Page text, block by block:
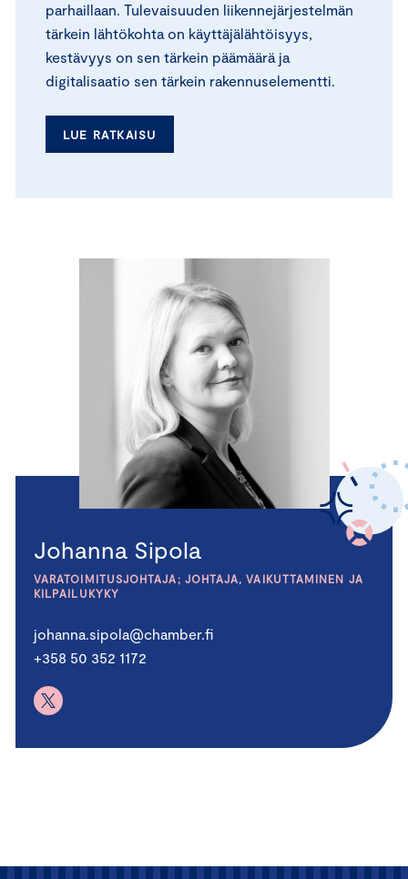
parhaillaan. Tulevaisuuden liikennejärjestelmän
tärkein lähtökohta on käyttäjälähtöisyys,
kestävyys on sen tärkein päämäärä ja
digitalisaatio sen tärkein rakennuselementti.
LUE RATKAISU
Johanna Sipola
VARATOIMITUSJOHTAJA; JOHTAJA, VAIKUTTAMINEN JA
KILPAILUKYKY
johanna.sipola@chamber.fi
+358 50 352 1172